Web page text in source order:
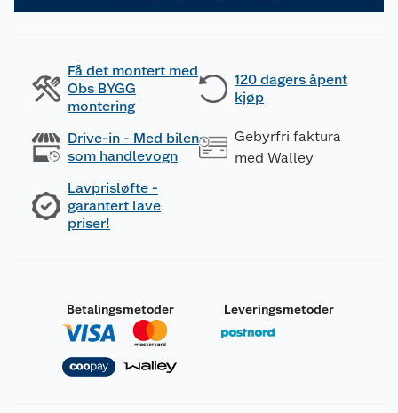
Få det montert med
Obs BYGG
montering
120 dagers åpent
kjøp
Drive-in - Med bilen
som handlevogn
Gebyrfri faktura
med Walley
Lavprisløfte -
garantert lave
priser!
Betalingsmetoder Leveringsmetoder